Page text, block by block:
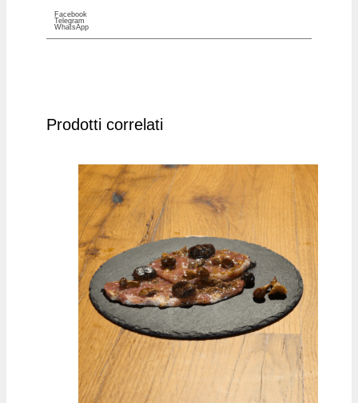
Facebook
Telegram
WhatsApp
Prodotti correlati